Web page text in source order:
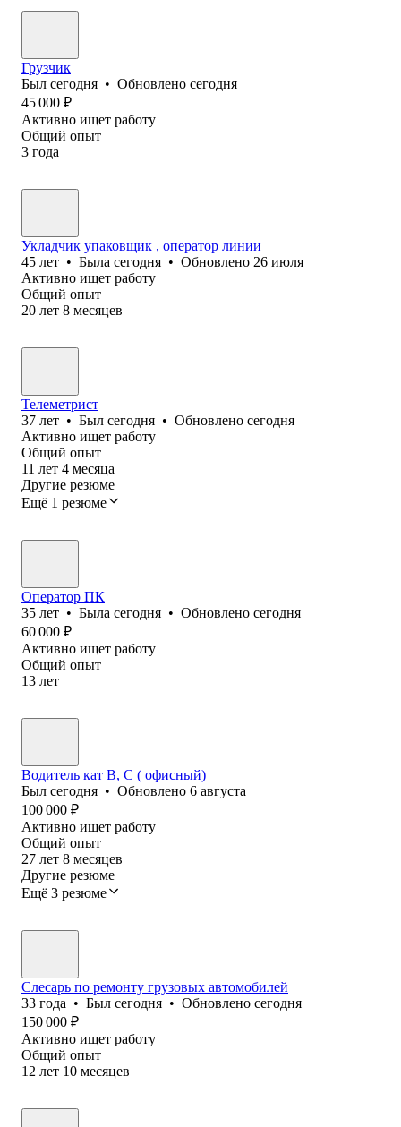
Грузчик
Был сегодня • Обновлено сегодня
45 000 ₽
Активно ищет работу
Общий опыт
3 года
Укладчик упаковщик , оператор линии
45 лет • Была сегодня • Обновлено 26 июля
Активно ищет работу
Общий опыт
20 лет 8 месяцев
Телеметрист
37 лет • Был сегодня • Обновлено сегодня
Активно ищет работу
Общий опыт
11 лет 4 месяца
Другие резюме
Ещё 1 резюме
Оператор ПК
35 лет • Была сегодня • Обновлено сегодня
60 000 ₽
Активно ищет работу
Общий опыт
13 лет
Водитель кат В, С ( офисный)
Был сегодня • Обновлено 6 августа
100 000 ₽
Активно ищет работу
Общий опыт
27 лет 8 месяцев
Другие резюме
Ещё 3 резюме
Слесарь по ремонту грузовых автомобилей
33 года • Был сегодня • Обновлено сегодня
150 000 ₽
Активно ищет работу
Общий опыт
12 лет 10 месяцев